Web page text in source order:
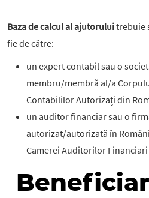
Baza de calcul al ajutoruluitrebuie
fie de către:
un expert contabil sau o
membru/membră al/a
Contabililor Autorizați din
un auditor financiar sau o
autorizat/autorizată în
Camerei Auditorilor